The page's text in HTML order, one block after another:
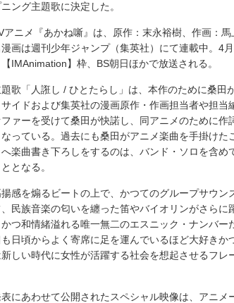
ング主題歌に決定した。
ニメ『あかね噺』は、原作：末永裕樹、作画：馬
漫画は週刊少年ジャンプ（集英社）にて連載中。4
【IMAnimation】枠、BS朝日ほかで放送される。
歌「人誑し / ひとたらし」は、本作のために桑田
イドおよび集英社の漫画原作・作画担当者や担
ァーを受けて桑田が快諾し、同アニメのために
なっている。過去にも桑田がアニメ楽曲を手掛け
へ楽曲書き下ろしをするのは、バンド・ソロを含
となる。
感を煽るビートの上で、かつてのグループサウン
、民族音楽の匂いを纏った笛やバイオリンがさら
つ和情緒溢れる唯一無二のエスニック・ナンバ
日頃からよく寄席に足を運んでいるほど大好き
新しい時代に女性が活躍する社会を想起させるフ
にあわせて公開されたスペシャル映像は、アニメ